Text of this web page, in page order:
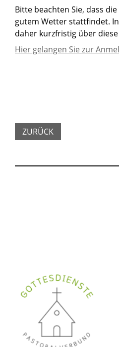
Bitte beachten Sie, dass
gutem Wetter stattfindet.
daher kurzfristig über
Hier gelangen Sie zur
ZURÜCK